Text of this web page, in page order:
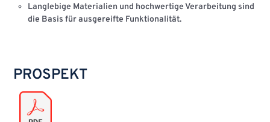
Langlebige Materialien und hochwertige Verarbeitung sind
die Basis für ausgereifte Funktionalität.
PROSPEKT